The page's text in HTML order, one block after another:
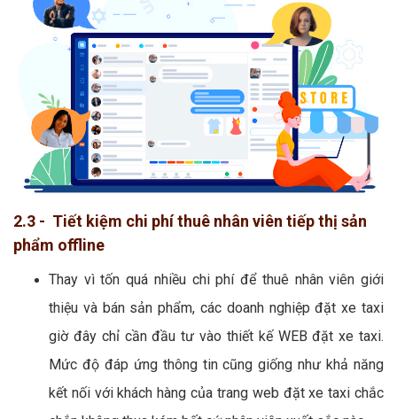
2.3 - Tiết kiệm chi phí thuê nhân viên tiếp thị sản
phẩm offline
Thay vì tốn quá nhiều chi phí để thuê nhân viên giới
thiệu và bán sản phẩm, các doanh nghiệp đặt xe taxi
giờ đây chỉ cần đầu tư vào thiết kế WEB đặt xe taxi.
Mức độ đáp ứng thông tin cũng giống như khả năng
kết nối với khách hàng của trang web đặt xe taxi chắc